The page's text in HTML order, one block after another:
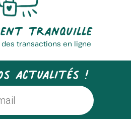
tranquille
transactions en ligne
actualités !